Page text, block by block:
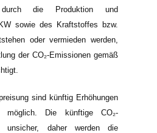
die Produktion und
sowie des Kraftstoffes bzw.
oder vermieden werden,
der CO₂-Emissionen gemäß
sind künftig Erhöhungen
möglich. Die künftige CO₂-
unsicher, daher werden die